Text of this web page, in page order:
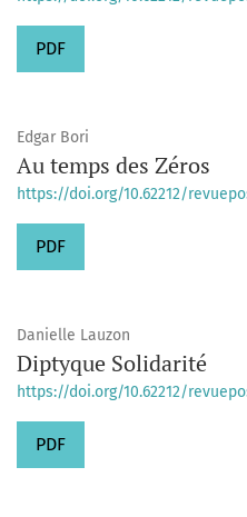
PDF
Edgar Bori
Au temps des Zéros
https://doi.org/10.62212/
PDF
Danielle Lauzon
Diptyque Solidarité
https://doi.org/10.62212/
PDF